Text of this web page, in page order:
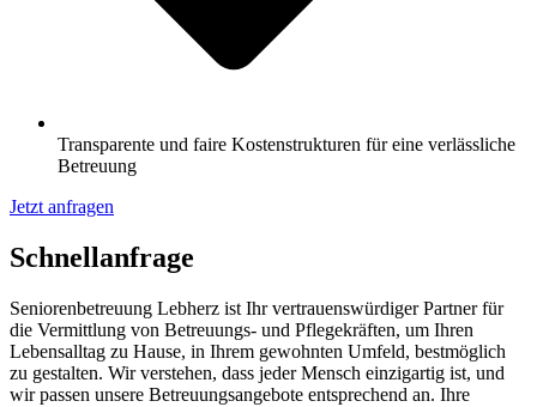
Transparente und faire Kostenstrukturen für eine verlässliche
Betreuung
Jetzt anfragen
Schnell­anfrage
Seniorenbetreuung Lebherz ist Ihr vertrauenswürdiger Partner für
die Vermittlung von Betreuungs- und Pflegekräften, um Ihren
Lebensalltag zu Hause, in Ihrem gewohnten Umfeld, bestmöglich
zu gestalten. Wir verstehen, dass jeder Mensch einzigartig ist, und
wir passen unsere Betreuungsangebote entsprechend an. Ihre